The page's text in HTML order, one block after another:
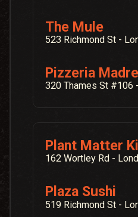
The Mule
523 Richmond St -
Pizzeria Madre
320 Thames St #106
Plant Matter
162 Wortley Rd -
Plaza Sushi
519 Richmond St -